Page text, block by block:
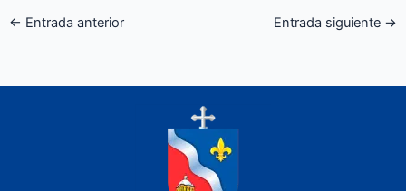
← Entrada anterior Entrada siguiente →